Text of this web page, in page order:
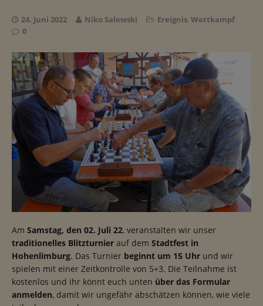
24. Juni 2022 Niko Salewski Ereignis, Wettkampf
0
Am Samstag, den 02. Juli 22, veranstalten wir unser
traditionelles Blitzturnier auf dem Stadtfest in
Hohenlimburg. Das Turnier beginnt um 15 Uhr und wir
spielen mit einer Zeitkontrolle von 5+3. Die Teilnahme ist
kostenlos und ihr könnt euch unten über das Formular
anmelden, damit wir ungefähr abschätzen können, wie viele